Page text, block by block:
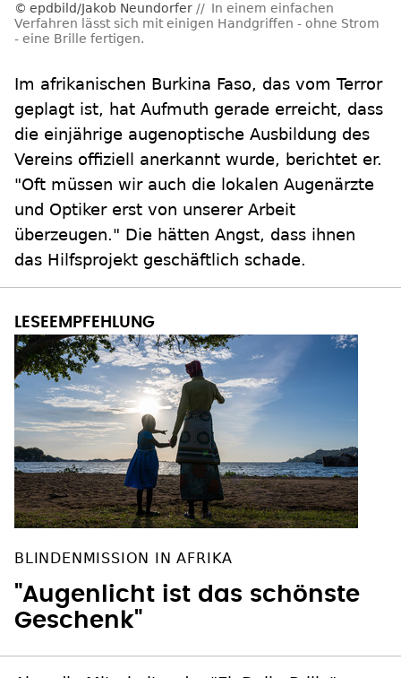
epdbild/Jakob Neundorfer
In einem einfachen
Verfahren lässt sich mit einigen Handgriffen - ohne Strom
- eine Brille fertigen.
Im afrikanischen Burkina Faso, das vom Terror
geplagt ist, hat Aufmuth gerade erreicht, dass
die einjährige augenoptische Ausbildung des
Vereins offiziell anerkannt wurde, berichtet er.
"Oft müssen wir auch die lokalen Augenärzte
und Optiker erst von unserer Arbeit
überzeugen." Die hätten Angst, dass ihnen
das Hilfsprojekt geschäftlich schade.
BLINDENMISSION IN AFRIKA
"Augenlicht ist das schönste
Geschenk"